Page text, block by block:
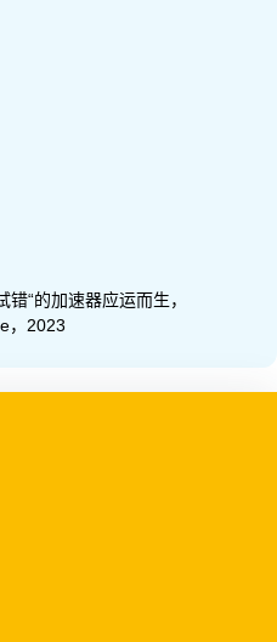
错“的加速器应运而生，
，2023